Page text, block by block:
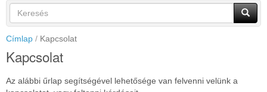
Keresés
űrlap
Keresés
Címlap
Kapcsolat
Kapcsolat
Az alábbi űrlap segítségével lehetősége van felvenni velünk a